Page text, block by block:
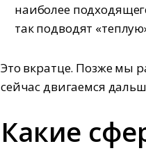
наиболее
так подводят
Это вкратце. Позже мы
сейчас двигаемся
Какие